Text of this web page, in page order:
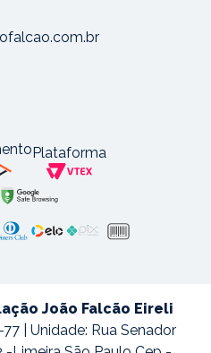
Plataforma
João Falcão Eireli
| Unidade: Rua Senador